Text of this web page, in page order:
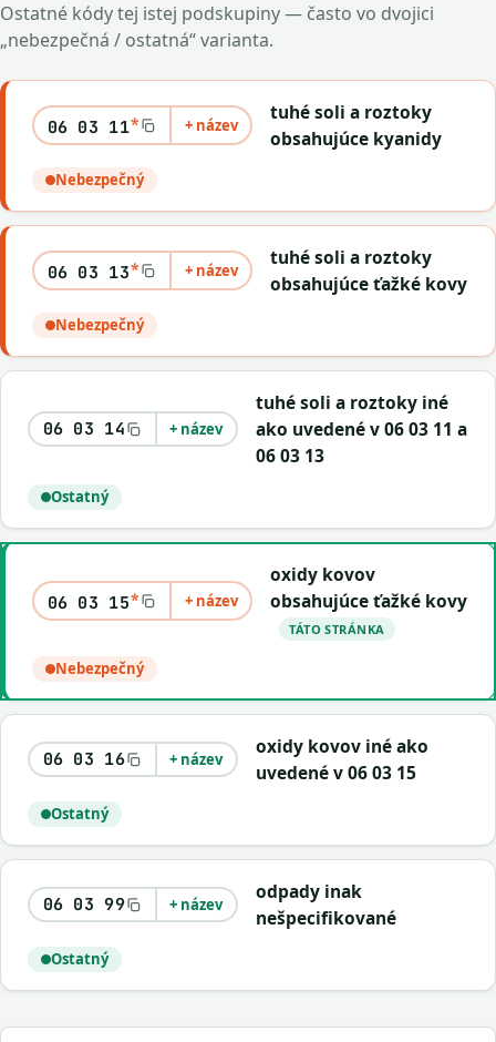
Ostatné kódy tej istej podskupiny — často vo dvojici
„nebezpečná / ostatná“ varianta.
06 03 11* + název
tuhé soli a roztoky
obsahujúce kyanidy
Nebezpečný
06 03 13* + název
tuhé soli a roztoky
obsahujúce ťažké kovy
Nebezpečný
06 03 14 + název
tuhé soli a roztoky iné
ako uvedené v 06 03 11 a
06 03 13
Ostatný
06 03 15* + název
oxidy kovov
obsahujúce ťažké kovy
TÁTO STRÁNKA
Nebezpečný
06 03 16 + název
oxidy kovov iné ako
uvedené v 06 03 15
Ostatný
06 03 99 + název
odpady inak
nešpecifikované
Ostatný